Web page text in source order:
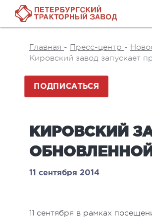
Главная - Пресс-центр -
Кировский завод запускает
ПОДПИСАТЬСЯ
КИРОВСКИЙ
11 сентября 2014
11 сентября в рамках